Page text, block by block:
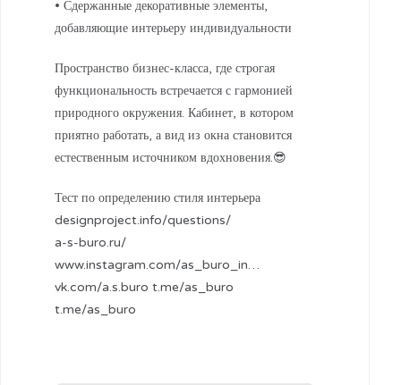
• Сдержанные декоративные элементы,
добавляющие интерьеру индивидуальности
Пространство бизнес-класса, где строгая
функциональность встречается с гармонией
природного окружения. Кабинет, в котором
приятно работать, а вид из окна становится
естественным источником вдохновения.😎
Тест по определению стиля интерьера
designproject.info/questions/
a-s-buro.ru/
www.instagram.com/as_buro_in…
vk.com/a.s.buro t.me/as_buro
t.me/as_buro